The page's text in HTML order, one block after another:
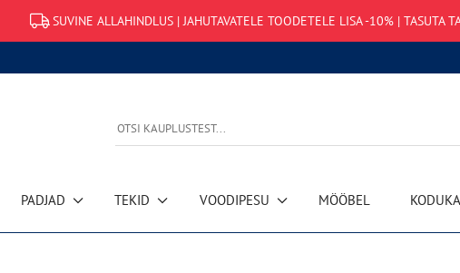
SUVINE ALLAHINDLUS | JAHUTAVATELE TOODETELE LISA -10% | TASUTA
PADJAD TEKID VOODIPESU MÖÖBEL